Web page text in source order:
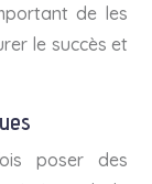
de les
le succès et
poser des